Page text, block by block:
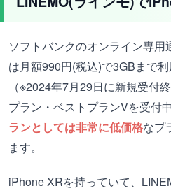
ソフトバンクのオンライン専用
は月額990円(税込)で3GBまで
（※2024年7月29日に新規受付
プラン・ベストプランVを受付中
ランとしては非常に低価格なプ
ます。
iPhone XRを持っていて、